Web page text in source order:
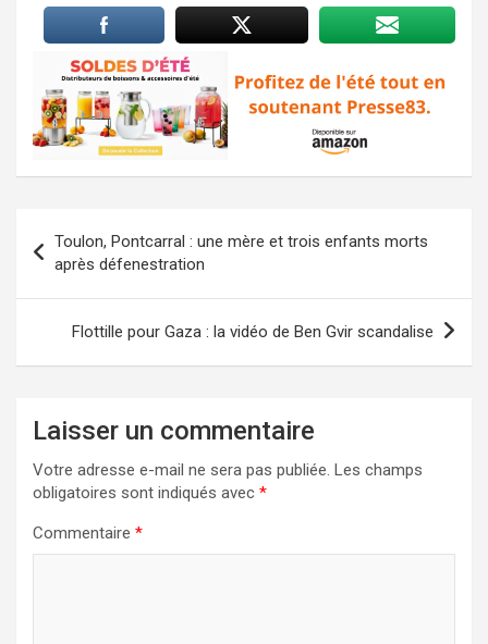
de
l’article
Toulon, Pontcarral : une mère et trois enfants morts
après défenestration
Flottille pour Gaza : la vidéo de Ben Gvir scandalise
Laisser un commentaire
Votre adresse e-mail ne sera pas publiée. Les champs
obligatoires sont indiqués avec *
Commentaire *